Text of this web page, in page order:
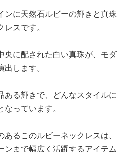
ンに天然石ルビーの輝きと真珠
スです。
央に配された白い真珠が、モダ
します。
ある輝きで、どんなスタイルに
っています。
るこのルビーネックレスは、
ンまで幅広く活躍するアイテム